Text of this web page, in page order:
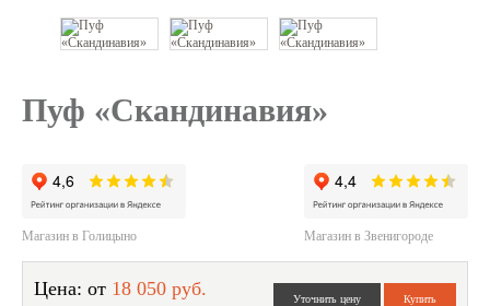
Пуф «Скандинавия»
Магазин в Голицыно Магазин в Звенигороде
Цена: от 18 050 руб.